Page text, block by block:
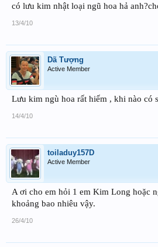
có lưu kim nhật loại ngũ hoa hả
13/4/10
Dã Tượng
Active Member
Lưu kim ngù hoa rất hiếm , khi nào có
14/4/10
toiladuy157D
Active Member
A ơi cho em hỏi 1 em Kim Long hoặc
khoảng bao nhiêu vậy.
26/4/10